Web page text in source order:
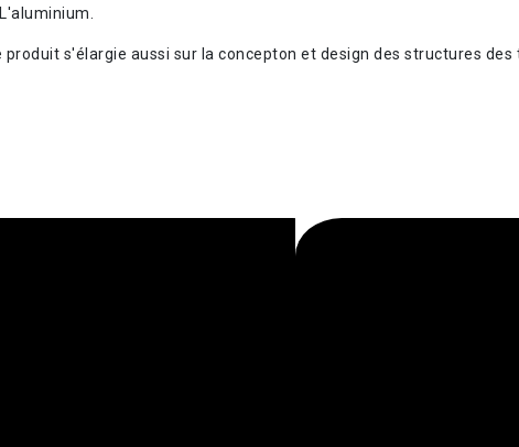
produit s'élargie aussi sur la concepton et design des structures